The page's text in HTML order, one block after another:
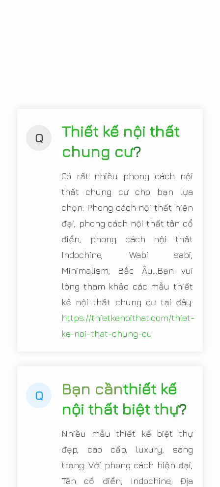
Q
Thiết kế nội thất
chung cư?
Có rất nhiều phong cách nội
thất chung cư cho bạn lựa
chọn: Phong cách nội thất hiện
đại, phong cách nội thất tân cổ
điển, phong cách nội thất
Indochine, Wabi sabi,
Minimalism, Bắc Âu...Bạn vui
lòng tham khảo các mẫu thiết
kế nội thất chung cư tại đây:
https://thietkenoithat.com/thiet-
ke-noi-that-chung-cu
Q Bạn cầnthiết kế
nội thất biệt thự?
Nhiều mẫu thiết kế biệt thự
đẹp, cao cấp, luxury, sang
trọng. Với phong cách hiện đại,
Tân cổ điển, Indochine, Địa